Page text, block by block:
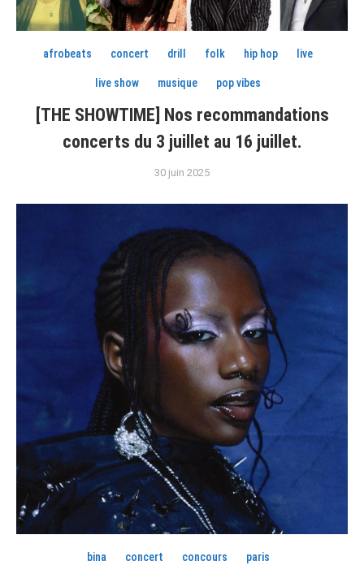
afrobeats concert drill folk hip hop live
live show musique pop vibes
[THE SHOWTIME] Nos recommandations
concerts du 3 juillet au 16 juillet.
30 juin 2025
bina concert concours paris